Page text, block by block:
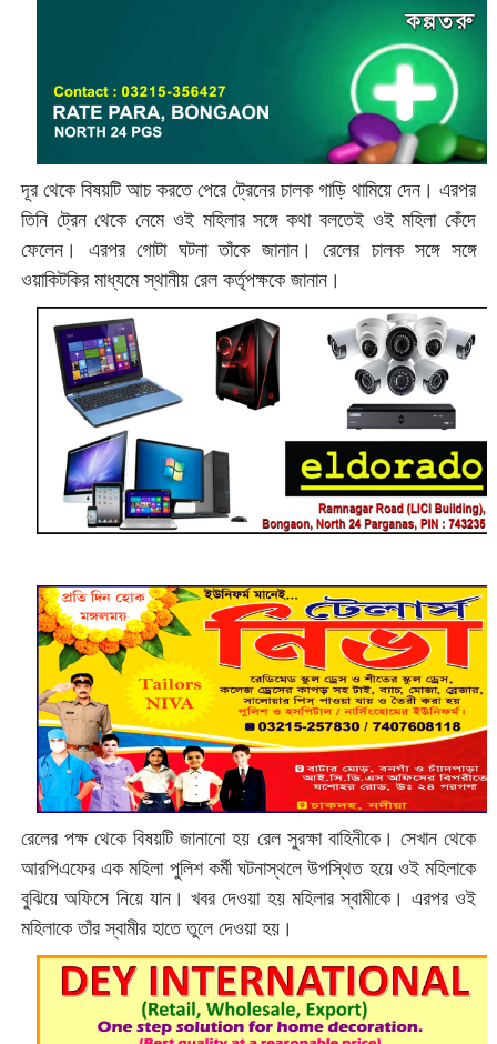
দূর থেকে বিষয়টি আচ করতে পেরে ট্রেনের চালক গাড়ি থামিয়ে দেন। এরপর
তিনি ট্রেন থেকে নেমে ওই মহিলার সঙ্গে কথা বলতেই ওই মহিলা কেঁদে
ফেলেন। এরপর গোটা ঘটনা তাঁকে জানান। রেলের চালক সঙ্গে সঙ্গে
ওয়াকিটকির মাধ্যমে স্থানীয় রেল কর্তৃপক্ষকে জানান।
রেলের পক্ষ থেকে বিষয়টি জানানো হয় রেল সুরক্ষা বাহিনীকে। সেখান থেকে
আরপিএফের এক মহিলা পুলিশ কর্মী ঘটনাস্থলে উপস্থিত হয়ে ওই মহিলাকে
বুঝিয়ে অফিসে নিয়ে যান। খবর দেওয়া হয় মহিলার স্বামীকে। এরপর ওই
মহিলাকে তাঁর স্বামীর হাতে তুলে দেওয়া হয়।